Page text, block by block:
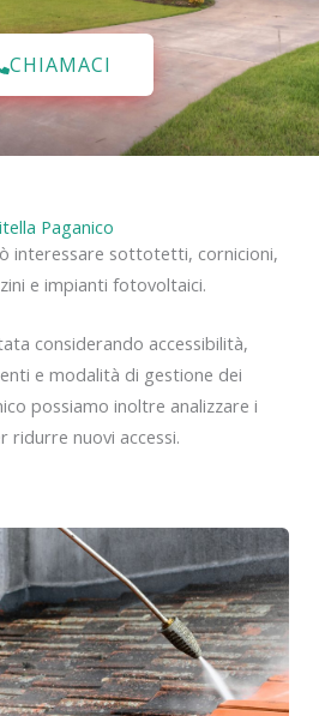
CHIAMACI
Paganico
interessare sottotetti, cornicioni,
e impianti fotovoltaici.
considerando accessibilità,
e modalità di gestione dei
possiamo inoltre analizzare i
nuovi accessi.